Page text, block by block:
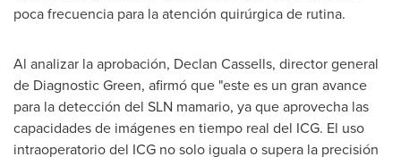
poca frecuencia para la atención quirúrgica de rutina.
Al analizar la aprobación, Declan Cassells, director general
de Diagnostic Green, afirmó que "este es un gran avance
para la detección del SLN mamario, ya que aprovecha las
capacidades de imágenes en tiempo real del ICG. El uso
intraoperatorio del ICG no solo iguala o supera la precisión